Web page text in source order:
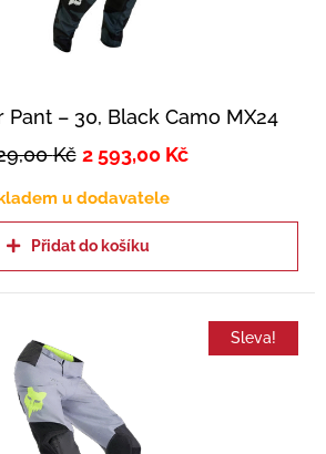
Pant – 30, Black Camo MX24
Kč 2 593,00 Kč
u dodavatele
Přidat do košíku
Sleva!